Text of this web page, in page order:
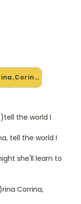
Speel Corina,Corina mee →
the world I
tell the world I
she'll learn to
Corrina,